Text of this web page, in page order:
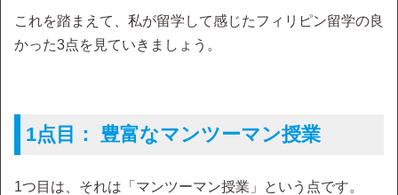
これを踏まえて、私が留学して感じたフィリピン留学の良
かった3点を見ていきましょう。
1点目： 豊富なマンツーマン授業
1つ目は、それは「マンツーマン授業」という点です。